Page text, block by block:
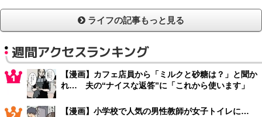
ライフの記事もっと見る
週間アクセスランキング
【漫画】カフェ店員から「ミルクと砂糖は？」と聞か
れ… 夫の“ナイスな返答”に「これから使います」
【漫画】小学校で人気の男性教師が女子トイレに…